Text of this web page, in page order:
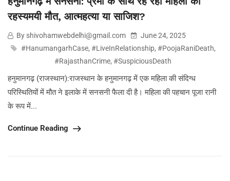
रहस्यमयी मौत, आत्महत्या या साजिश?
By shivohamwebdelhi@gmail.com
June 24, 2025
#HanumangarhCase, #LiveInRelationship, #PoojaRaniDeath,
#RajasthanCrime, #SuspiciousDeath
हनुमानगढ़ (राजस्थान):राजस्थान के हनुमानगढ़ में एक महिला की संदिग्ध
परिस्थितियों में मौत ने इलाके में सनसनी फैला दी है। महिला की पहचान पूजा रानी
के रूप में...
Continue Reading